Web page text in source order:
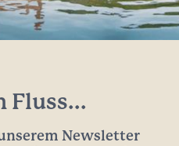
Fluss...
Newsletter